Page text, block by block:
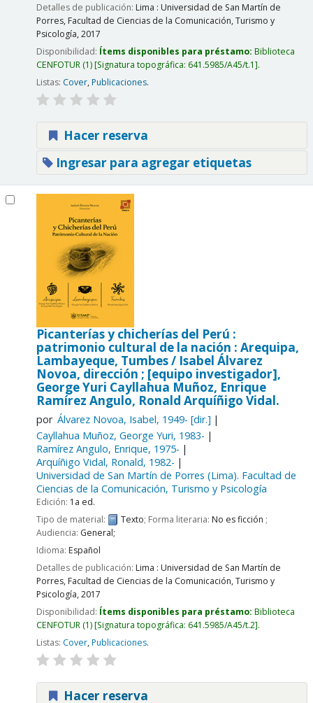
Detalles de publicación: Lima : Universidad de San Martín de
Porres, Facultad de Ciencias de la Comunicación, Turismo y
Psicología,2017
Disponibilidad: Ítems disponibles para préstamo: Biblioteca
CENFOTUR(1) Signatura topográfica: 641.5985/A45/t.1 .
Listas: Cover,Publicaciones.
Hacer reserva
Ingresar para agregar etiquetas
Picanterías y chicherías del Perú :
patrimonio cultural de la nación : Arequipa,
Lambayeque, Tumbes / Isabel Álvarez
Novoa, dirección ; [equipo investigador],
George Yuri Cayllahua Muñoz, Enrique
Ramírez Angulo, Ronald Arquíñigo Vidal.
por Álvarez Novoa, Isabel, 1949- [dir.]
Cayllahua Muñoz, George Yuri, 1983-
Ramírez Angulo, Enrique, 1975-
Arquíñigo Vidal, Ronald, 1982-
Universidad de San Martín de Porres (Lima). Facultad de
Ciencias de la Comunicación, Turismo y Psicología
Edición: 1a ed.
Tipo de material:
Texto; Forma literaria: No es ficción ;
Audiencia: General;
Idioma: Español
Detalles de publicación: Lima : Universidad de San Martín de
Porres, Facultad de Ciencias de la Comunicación, Turismo y
Psicología,2017
Disponibilidad: Ítems disponibles para préstamo: Biblioteca
CENFOTUR(1) Signatura topográfica: 641.5985/A45/t.2 .
Listas: Cover,Publicaciones.
Hacer reserva